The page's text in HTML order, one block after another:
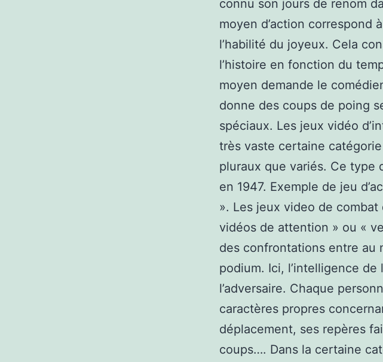
connu son jours de renom
moyen d’action correspond
l’habilité du joyeux. Cela
l’histoire en fonction du
moyen demande le
donne des coups de poing
spéciaux. Les jeux vidéo
très vaste certaine
pluraux que variés. Ce type
en 1947. Exemple de jeu
». Les jeux video de
vidéos de attention » ou «
des confrontations entre au
podium. Ici, l’intelligence
l’adversaire. Chaque
caractères propres
déplacement, ses repères
coups…. Dans la certaine